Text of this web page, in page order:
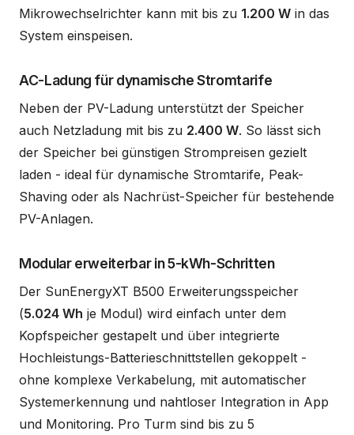
Mikrowechselrichter kann mit bis zu 1.200 W in das
System einspeisen.
AC-Ladung für dynamische Stromtarife
Neben der PV-Ladung unterstützt der Speicher
auch Netzladung mit bis zu 2.400 W. So lässt sich
der Speicher bei günstigen Strompreisen gezielt
laden - ideal für dynamische Stromtarife, Peak-
Shaving oder als Nachrüst-Speicher für bestehende
PV-Anlagen.
Modular erweiterbar in 5-kWh-Schritten
Der SunEnergyXT B500 Erweiterungsspeicher
(5.024 Wh je Modul) wird einfach unter dem
Kopfspeicher gestapelt und über integrierte
Hochleistungs-Batterieschnittstellen gekoppelt -
ohne komplexe Verkabelung, mit automatischer
Systemerkennung und nahtloser Integration in App
und Monitoring. Pro Turm sind bis zu 5